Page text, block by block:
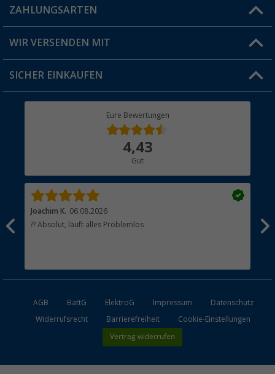
Blog
Jobs & Karriere
FAQ & Kontakt
Versandinformationen
Rücksendung
ZAHLUNGSARTEN
WIR VERSENDEN MIT
SICHER EINKAUFEN
Eure Bewertungen
4,43
Gut
Joachim K. 06.08.2026
?? Absolut, läuft alles Problemlos
AGB BattG ElektroG Impressum
Datenschutz
Widerrufsrecht
Barrierefreiheit Cookie-Einstellungen
Vertrag widerrufen